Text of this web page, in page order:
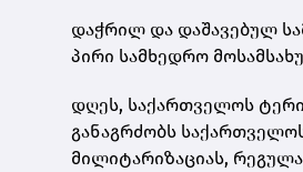
დაჭრილ და დაშავებულ
პირი სამხედრო
დღეს, საქართველოს
განაგრძობს
მილიტარიზაციას,